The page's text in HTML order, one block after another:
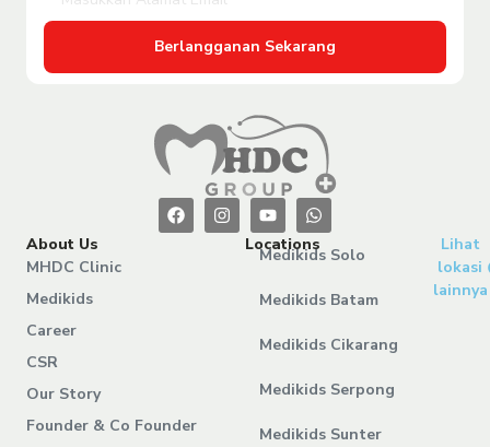
Berlangganan Sekarang
About Us
MHDC Clinic
Medikids
Career
CSR
Our Story
Founder & Co Founder
Locations
Medikids Solo
Medikids Batam
Medikids Cikarang
Medikids Serpong
Medikids Sunter
Lihat
lokasi
lainnya